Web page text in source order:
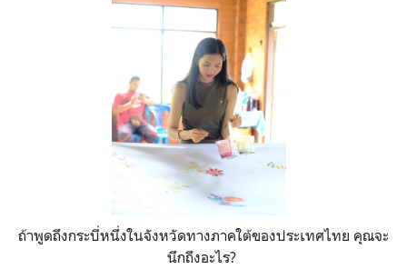
ถ้าพูดถึงกระบี่หนึ่งในจังหวัดทางภาคใต้ของประเทศไทย คุณจะ
นึกถึงอะไร?